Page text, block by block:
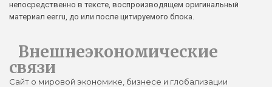
непосредственно в тексте, воспроизводящем оригинальный
материал eer.ru, до или после цитируемого блока.
Внешнеэкономические
связи
Сайт о мировой экономике, бизнесе и глобализации